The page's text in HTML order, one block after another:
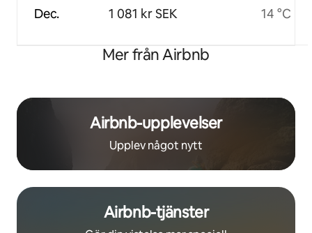
Dec. 1 081 kr SEK 14 °C
Mer från Airbnb
Airbnb-upplevelser
Upplev något nytt
Airbnb-tjänster